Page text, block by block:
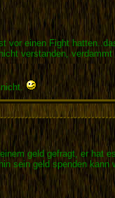
vor einen Fight
verstanden,
nicht.
geld gefragt, er hat
sein geld spenden